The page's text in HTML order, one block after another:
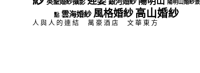
陽明山婚紗景
點 雲海婚紗 風格婚紗高山婚紗
人與人的連結 萬豪酒店 文華東方